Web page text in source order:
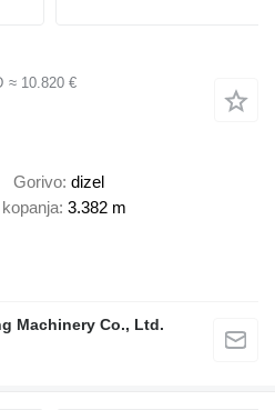
≈ 10.820 €
Gorivo dizel
3.382 m
Machinery Co., Ltd.